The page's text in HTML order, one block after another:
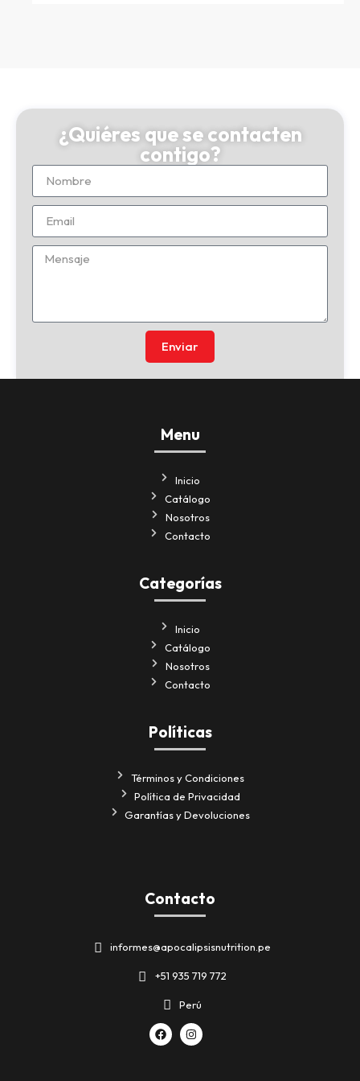
¿Quiéres que se contacten
contigo?
Enviar
Menu
Inicio
Catálogo
Nosotros
Contacto
Categorías
Inicio
Catálogo
Nosotros
Contacto
Políticas
Términos y Condiciones
Política de Privacidad
Garantías y Devoluciones
Contacto
informes@apocalipsisnutrition.pe
+51 935 719 772
Perú